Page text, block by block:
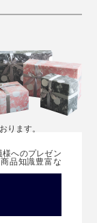
ります。
へのプレゼン
品知識豊富な